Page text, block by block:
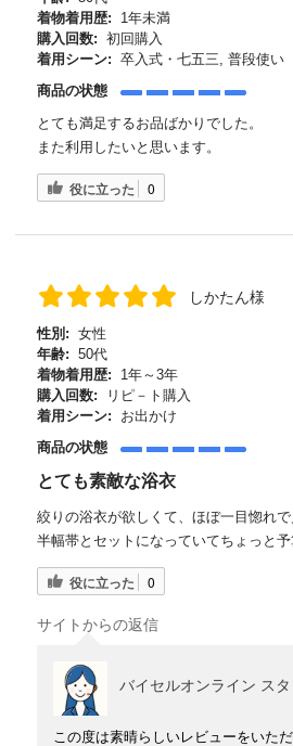
着物着用歴:
1年未満
購入回数: 初回購入
着用シーン: 卒入式・七五三, 普段使い
商品の状態
とても満足するお品ばかりでした。
また利用したいと思います。
役に立った 0
しかたん様
性別: 女性
年齢: 50代
着物着用歴:
1年～3年
購入回数:
リピ－ト購入
着用シーン:
お出かけ
商品の状態
とても素敵な浴衣
絞りの浴衣が欲しくて、ほぼ一目惚れで
半幅帯とセットになっていてちょっと
役に立った 0
サイトからの返信
バイセルオンライン スタ
この度は素晴らしいレビューをいた